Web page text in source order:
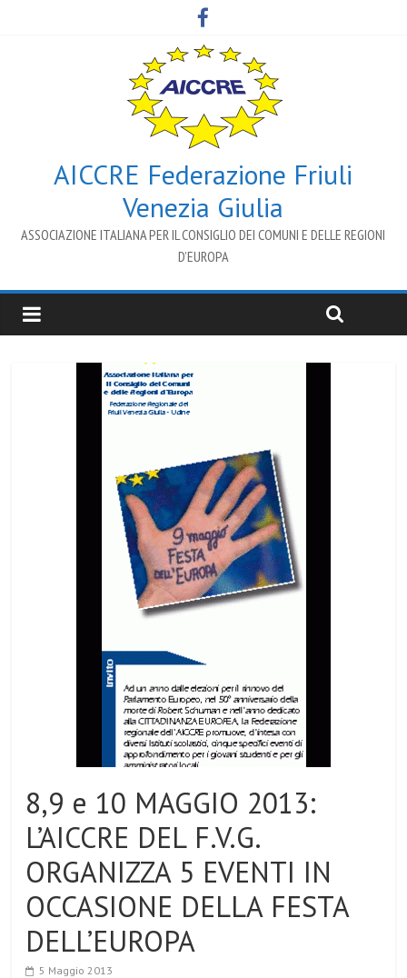
AICCRE Federazione Friuli
Venezia Giulia
ASSOCIAZIONE ITALIANA PER IL CONSIGLIO DEI COMUNI E DELLE REGIONI
D’EUROPA
8,9 e 10 MAGGIO 2013:
L’AICCRE DEL F.V.G.
ORGANIZZA 5 EVENTI IN
OCCASIONE DELLA FESTA
DELL’EUROPA
5 Maggio 2013